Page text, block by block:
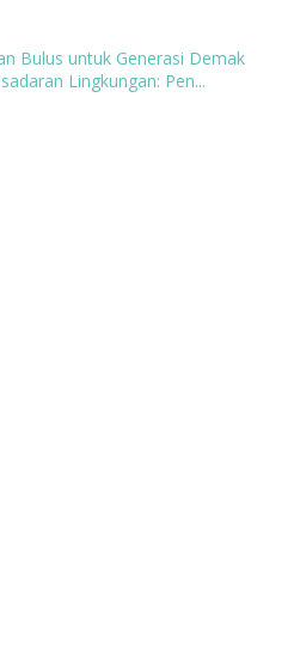
Bulus untuk Generasi Demak
Lingkungan: Pen...